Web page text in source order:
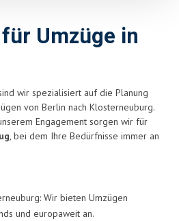
Umzüge in
wir spezialisiert auf die Planung
von Berlin nach Klosterneuburg.
Engagement sorgen wir für
, bei dem Ihre Bedürfnisse immer an
Wir bieten Umzügen
und europaweit an.